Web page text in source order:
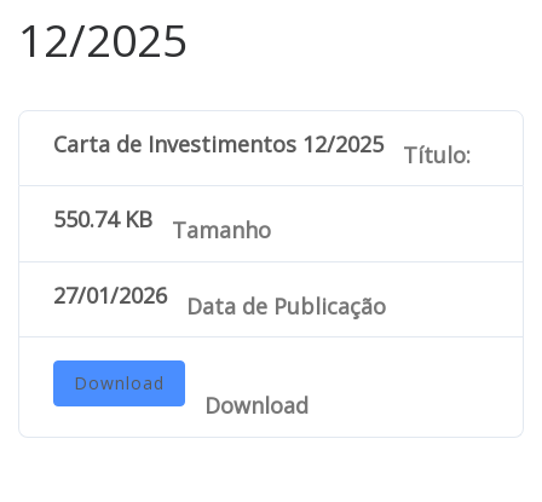
12/2025
Carta de Investimentos 12/2025 Título:
550.74 KB Tamanho
27/01/2026 Data de Publicação
Download
Download